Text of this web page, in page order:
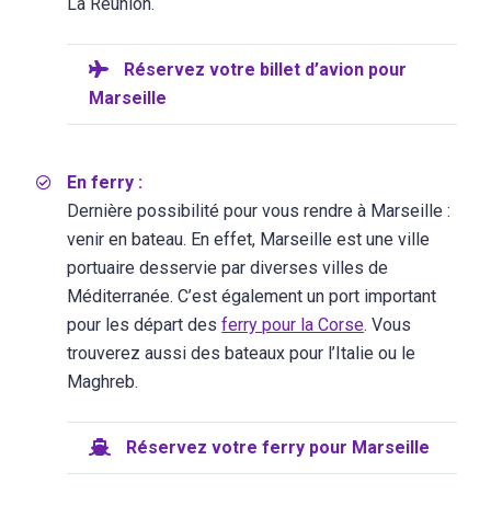
Réservez votre billet d’avion pour
Marseille
En ferry :
Dernière possibilité pour vous rendre à Marseille :
venir en bateau. En effet, Marseille est une ville
portuaire desservie par diverses villes de
Méditerranée. C’est également un port important
pour les départ desferry pour la Corse. Vous
trouverez aussi des bateaux pour l’Italie ou le
Maghreb.
Réservez votre ferry pour Marseille